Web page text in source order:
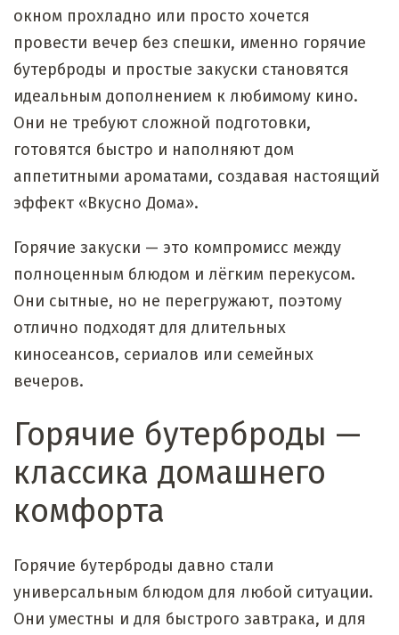
окном прохладно или просто хочется
провести вечер без спешки, именно горячие
бутерброды и простые закуски становятся
идеальным дополнением к любимому кино.
Они не требуют сложной подготовки,
готовятся быстро и наполняют дом
аппетитными ароматами, создавая настоящий
эффект «Вкусно Дома».
Горячие закуски — это компромисс между
полноценным блюдом и лёгким перекусом.
Они сытные, но не перегружают, поэтому
отлично подходят для длительных
киносеансов, сериалов или семейных
вечеров.
Горячие бутерброды —
классика домашнего
комфорта
Горячие бутерброды давно стали
универсальным блюдом для любой ситуации.
Они уместны и для быстрого завтрака, и для